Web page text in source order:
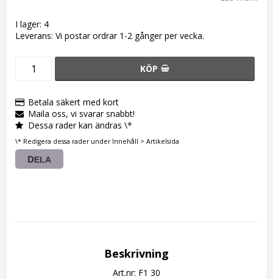
I lager: 4
Leverans: Vi postar ordrar 1-2 gånger per vecka.
KÖP
Betala säkert med kort
Maila oss, vi svarar snabbt!
Dessa rader kan ändras \*
\* Redigera dessa rader under Innehåll > Artikelsida
DELA
Beskrivning
Art.nr: F1 30